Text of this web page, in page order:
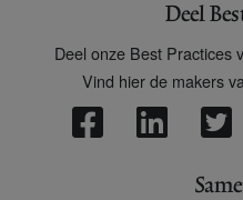
Deel
Deel onze Best Practices
Vind hier de makers